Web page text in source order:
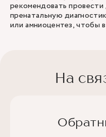
рекомендовать
пренатальную
или амниоцентез, чтобы
На